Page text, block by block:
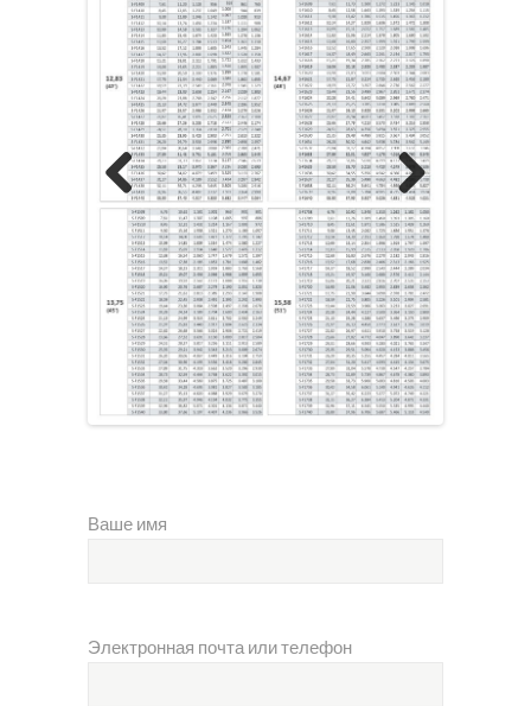
Previous Next
Ваше имя
Электронная почта или телефон